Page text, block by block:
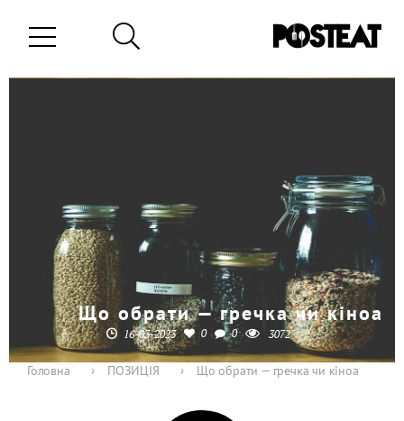
Що обрати — гречка чи кіноа
16-03-2023 0 0 3072
Головна › ПОЗИЦІЯ › Що обрати — гречка чи кіноа